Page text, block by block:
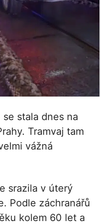
stala dnes na
Tramvaj tam
vážná
srazila v úterý
Podle záchranářů
kolem 60 let a